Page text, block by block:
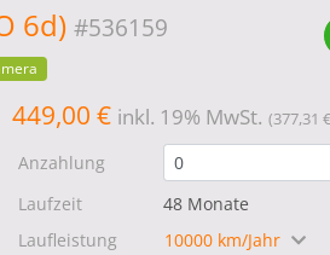
6d) #536159
449,00 € inkl. 19% MwSt. (377,31
Anzahlung
Laufzeit
48 Monate
Laufleistung
10000 km/Jahr